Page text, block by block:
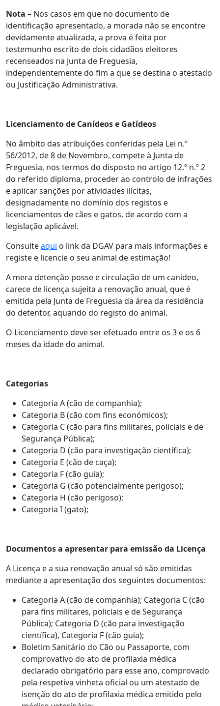
Nota – Nos casos em que no documento de
identificação apresentado, a morada não se encontre
devidamente atualizada, a prova é feita por
testemunho escrito de dois cidadãos eleitores
recenseados na Junta de Freguesia,
independentemente do fim a que se destina o atestado
ou Justificação Administrativa.
Licenciamento de Canídeos e Gatídeos
No âmbito das atribuições conferidas pela Lei n.º
56/2012, de 8 de Novembro, compete à Junta de
Freguesia, nos termos do disposto no artigo 12.º n.º 2
do referido diploma, proceder ao controlo de infrações
e aplicar sanções por atividades ilícitas,
designadamente no domínio dos registos e
licenciamentos de cães e gatos, de acordo com a
legislação aplicável.
Consulteaqui o link da DGAV para mais informações e
registe e licencie o seu animal de estimação!
A mera detenção posse e circulação de um canídeo,
carece de licença sujeita a renovação anual, que é
emitida pela Junta de Freguesia da área da residência
do detentor, aquando do registo do animal.
O Licenciamento deve ser efetuado entre os 3 e os 6
meses da idade do animal.
Categorias
Categoria A (cão de companhia);
Categoria B (cão com fins económicos);
Categoria C (cão para fins militares, policiais e de
Segurança Pública);
Categoria D (cão para investigação científica);
Categoria E (cão de caça);
Categoria F (cão guia);
Categoria G (cão potencialmente perigoso);
Categoria H (cão perigoso);
Categoria I (gato);
Documentos a apresentar para emissão da Licença
A Licença e a sua renovação anual só são emitidas
mediante a apresentação dos seguintes documentos:
Categoria A (cão de companhia); Categoria C (cão
para fins militares, policiais e de Segurança
Pública); Categoria D (cão para investigação
científica), Categoria F (cão guia);
Boletim Sanitário do Cão ou Passaporte, com
comprovativo do ato de profilaxia médica
declarado obrigatório para esse ano, comprovado
pela respetiva vinheta oficial ou um atestado de
isenção do ato de profilaxia médica emitido pelo